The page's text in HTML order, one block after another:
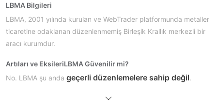
LBMA Bilgileri
LBMA, 2001 yılında kurulan ve WebTrader platformunda metaller
ticaretine odaklanan düzenlenmemiş Birleşik Krallık merkezli bir
aracı kurumdur.
Artıları ve EksileriLBMA Güvenilir mi?
No. LBMA şu anda geçerli düzenlemelere sahip değil.